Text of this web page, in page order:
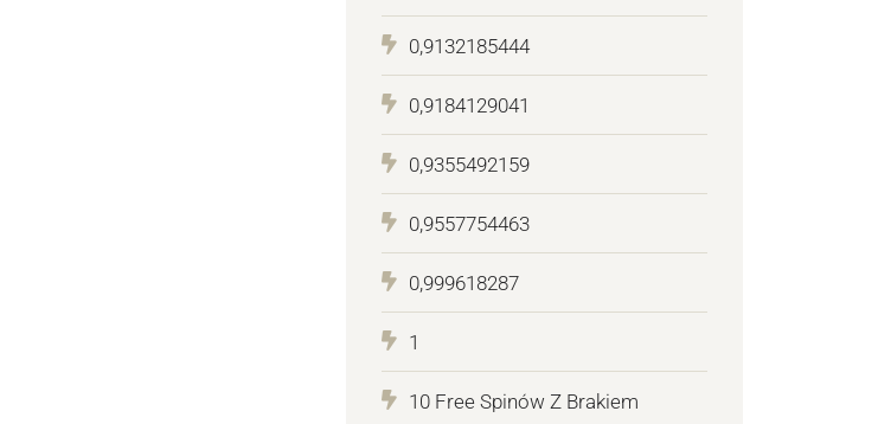
0,9132185444
0,9184129041
0,9355492159
0,9557754463
0,999618287
1
10 Free Spinów Z Brakiem